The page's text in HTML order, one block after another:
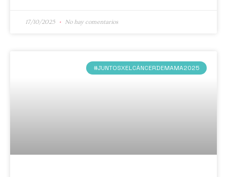
17/10/2025 No hay comentarios
#JUNTOSXELCÁNCERDEMAMA2025